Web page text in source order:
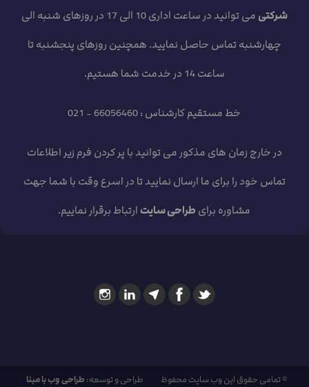
شرکتی
می توانید در ساعت اداری 10 الی 17 در روزهای شنبه الی
چهارشنبه تماس حاصل نمایید. همچنین روزهای پنجشنبه تا
ساعت 14 در خدمت شما هستیم.
خط مستقیم کارشناس : 66056460 - 021
در خارج زمان های مذکور می توانید با پر کردن فرم زیر اطلاعات
تماس خود را برای ما ارسال نمایید تا در اسرع وقت با شما جهت
مشاوره برای طراحی سایت ارتباط برقرار نماییم.
© تمامی حقوق این وب سایت محفوظ طراحی و توسعه: طراحی وب با مبنا